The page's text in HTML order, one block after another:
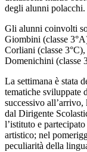
degli alunni polacchi.
Gli alunni coinvolti
Giombini (classe
Corliani (classe
Domenichini (classe
La settimana è stata
tematiche sviluppate
successivo
dal Dirigente
l’istituto e
artistico; nel
peculiarità della